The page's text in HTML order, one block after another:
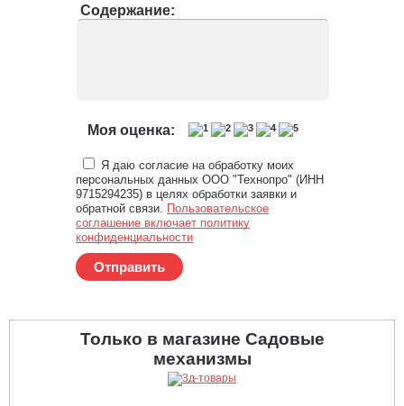
Содержание:
Моя оценка:
Я даю согласие на обработку моих
персональных данных ООО "Технопро" (ИНН
9715294235) в целях обработки заявки и
обратной связи. Пользовательское
соглашение включает политику
конфиденциальности
Отправить
Только в магазине Садовые
механизмы